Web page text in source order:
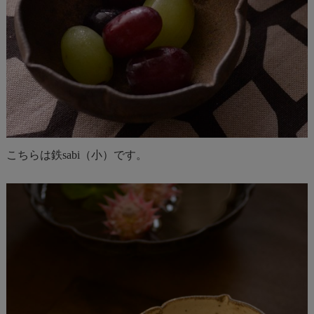
こちらは鉄sabi（小）です。